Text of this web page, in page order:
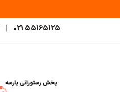
021 55165125
|